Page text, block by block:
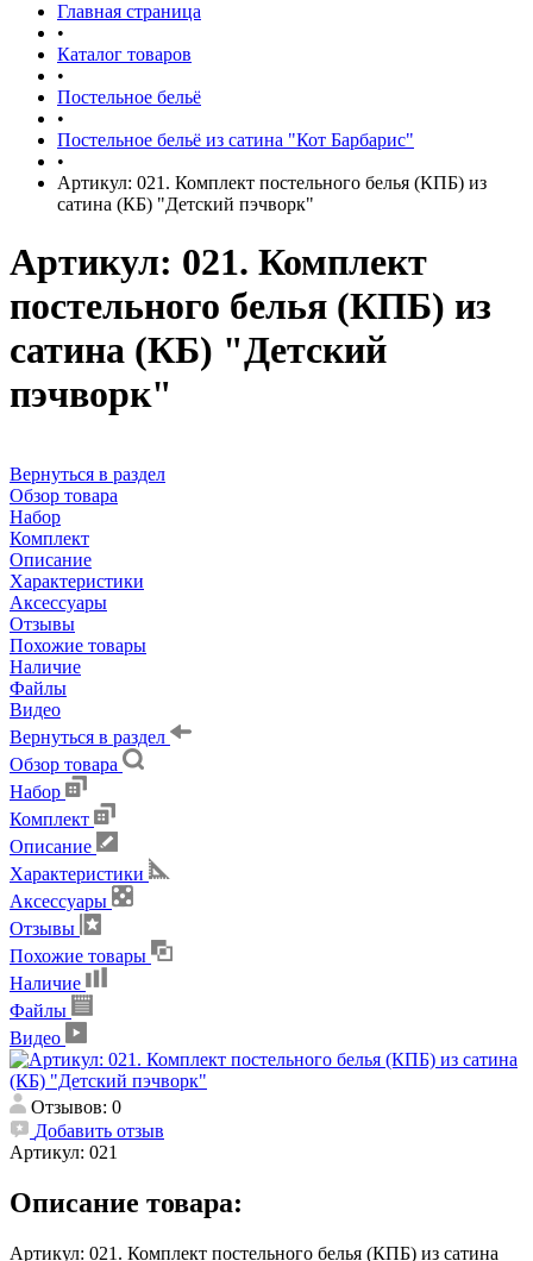
Главная страница
•
Каталог товаров
•
Постельное бельё
•
Постельное бельё из сатина "Кот Барбарис"
•
Артикул: 021. Комплект постельного белья (КПБ) из
сатина (КБ) "Детский пэчворк"
Артикул: 021. Комплект
постельного белья (КПБ) из
сатина (КБ) "Детский
пэчворк"
Вернуться в раздел
Обзор товара
Набор
Комплект
Описание
Характеристики
Аксессуары
Отзывы
Похожие товары
Наличие
Файлы
Видео
Вернуться в раздел
Обзор товара
Набор
Комплект
Описание
Характеристики
Аксессуары
Отзывы
Похожие товары
Наличие
Файлы
Видео
Отзывов: 0
Добавить отзыв
Артикул: 021
Описание товара:
Артикул: 021. Комплект постельного белья (КПБ) из сатина